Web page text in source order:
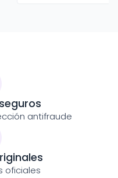
antifraude
oficiales